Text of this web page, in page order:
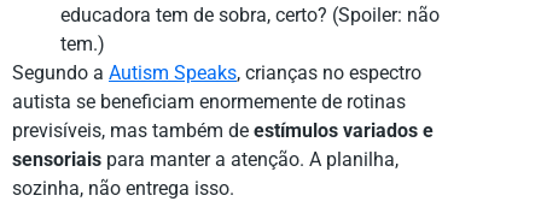
educadora tem de sobra, certo? (Spoiler: não
tem.)
Segundo a Autism Speaks, crianças no espectro
autista se beneficiam enormemente de rotinas
previsíveis, mas também de estímulos variados e
sensoriais para manter a atenção. A planilha,
sozinha, não entrega isso.